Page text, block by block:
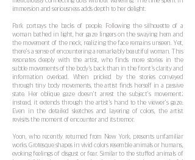
immersion and seriousness adds depth to her delight.
Park portrays the backs of people. Following the silhouette of a
woman bathed in light, her gaze lingers on the swaying hem and
the movement of the neck, realizing the face remains unseen. Yet,
there's a sense of encountering a remarkably beautiful woman. This
resonates deeply with the artist, who finds more stories in the
subtle movements of the body's back than in the front's clarity and
information overload. When pricked by the stories conveyed
through tiny body movements, the artist finds herself in a passive
state. Her oblique gaze doesn't arrest the subject's movement;
instead, it extends through the artist's hand to the viewer's gaze.
Even in the detailed sketches and layering of colors, the artist
revisits the moment of encounter and its tremor.
Yoon, who recently returned from New York, presents unfamiliar
works. Grotesque shapes in vivid colors resemble animals or humans,
evoking feelings of disgust or fear. Similar to the stuffed animals of